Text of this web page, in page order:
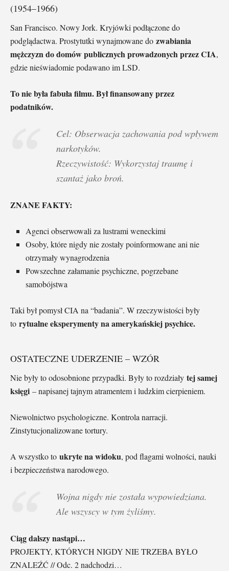
(1954–1966)
San Francisco. Nowy Jork. Kryjówki podłączone do
podglądactwa. Prostytutki wynajmowane do zwabiania
mężczyzn do domów publicznych prowadzonych przez CIA,
gdzie nieświadomie podawano im LSD.
To nie była fabuła filmu. Był finansowany przez
podatników.
Cel: Obserwacja zachowania pod wpływem
narkotyków.
Rzeczywistość: Wykorzystaj traumę i
szantaż jako broń.
ZNANE FAKTY:
Agenci obserwowali za lustrami weneckimi
Osoby, które nigdy nie zostały poinformowane ani nie
otrzymały wynagrodzenia
Powszechne załamanie psychiczne, pogrzebane
samobójstwa
Taki był pomysł CIA na “badania”. W rzeczywistości były
to rytualne eksperymenty na amerykańskiej psychice.
OSTATECZNE UDERZENIE – WZÓR
Nie były to odosobnione przypadki. Były to rozdziały tej samej
księgi – napisanej tajnym atramentem i ludzkim cierpieniem.
Niewolnictwo psychologiczne. Kontrola narracji.
Zinstytucjonalizowane tortury.
A wszystko to ukryte na widoku, pod flagami wolności, nauki
i bezpieczeństwa narodowego.
Wojna nigdy nie została wypowiedziana.
Ale wszyscy w tym żyliśmy.
Ciąg dalszy nastąpi…
PROJEKTY, KTÓRYCH NIGDY NIE TRZEBA BYŁO
ZNALEŹĆ // Odc. 2 nadchodzi…